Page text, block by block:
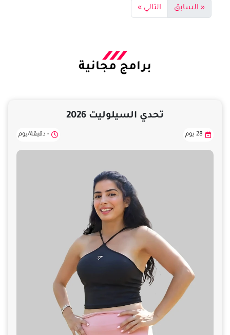
« السابق التالي »
برامج مجانية
تحدي السيلوليت 2026
28 يوم - دقيقة/يوم